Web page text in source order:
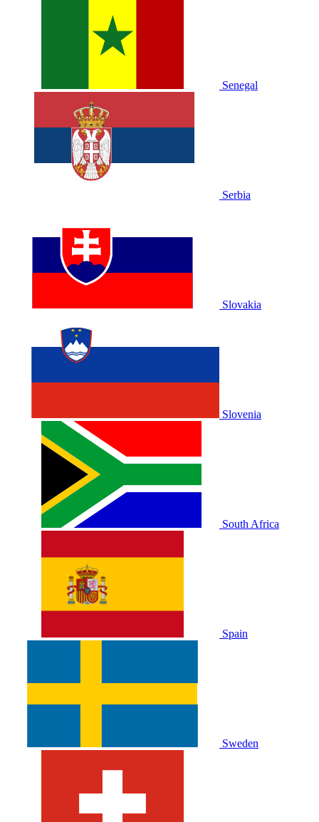
Senegal
Serbia
Slovakia
Slovenia
South Africa
Spain
Sweden